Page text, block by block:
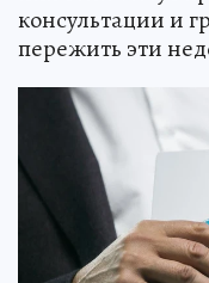
консультации и
пережить эти